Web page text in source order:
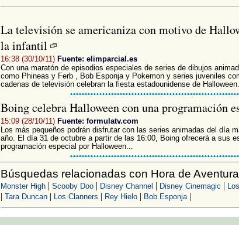
La televisión se americaniza con motivo de
la infantil
16:38 (30/10/11) Fuente: elimparcial.es
Con una maratón de episodios especiales de series de dibujos
como Phineas y Ferb , Bob Esponja y Pokemon y series juveniles
cadenas de televisión celebran la fiesta estadounidense de Halloween.
Boing celebra Halloween con una programación
15:09 (28/10/11) Fuente: formulatv.com
Los más pequeños podrán disfrutar con las series animadas del día
año. El día 31 de octubre a partir de las 16:00, Boing ofrecerá a sus
programación especial por Halloween...
Búsquedas relacionadas con Hora de
Monster High| Scooby Doo| Disney Channel | Disney Cinemagic |
| Tara Duncan| Los Clanners | Rey Hielo| Bob Esponja|